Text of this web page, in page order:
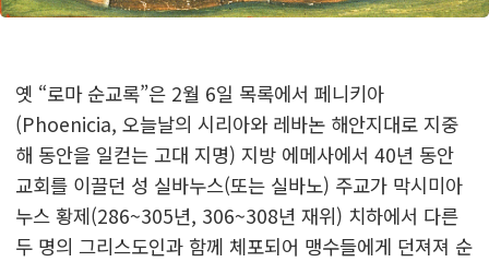
옛 “로마 순교록”은 2월 6일 목록에서 페니키아
(Phoenicia, 오늘날의 시리아와 레바논 해안지대로 지중
해 동안을 일컫는 고대 지명) 지방 에메사에서 40년 동안
교회를 이끌던 성 실바누스(또는 실바노) 주교가 막시미아
누스 황제(286~305년, 306~308년 재위) 치하에서 다른
두 명의 그리스도인과 함께 체포되어 맹수들에게 던져져 순